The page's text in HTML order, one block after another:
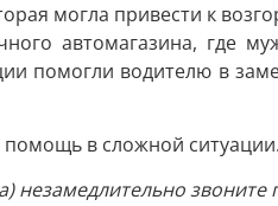
могла привести к
автомагазина, где
помогли водителю в
в сложной ситуации.
незамедлительно звоните